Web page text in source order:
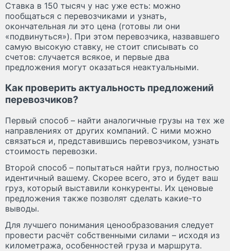
Ставка в 150 тысяч у нас уже есть: можно
пообщаться с перевозчиками и узнать,
окончательная ли это цена (готовы ли они
«подвинуться»). При этом перевозчика, назвавшего
самую высокую ставку, не стоит списывать со
счетов: случается всякое, и первые два
предложения могут оказаться неактуальными.
Как проверить актуальность предложений
перевозчиков?
Первый способ – найти аналогичные грузы на тех же
направлениях от других компаний. С ними можно
связаться и, представившись перевозчиком, узнать
стоимость перевозки.
Второй способ – попытаться найти груз, полностью
идентичный вашему. Скорее всего, это и будет ваш
груз, который выставили конкуренты. Их ценовые
предложения также позволят сделать какие-то
выводы.
Для лучшего понимания ценообразования следует
провести расчёт собственными силами – исходя из
километража, особенностей груза и маршрута.